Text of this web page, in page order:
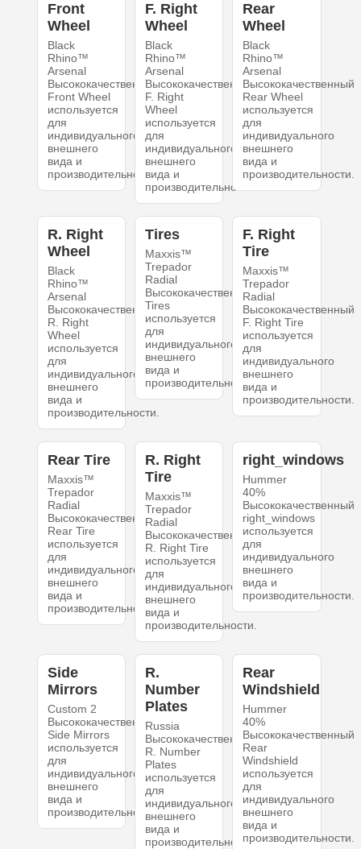
Front
Wheel
Black
Rhino™
Arsenal
Высококачественный
Front Wheel
используется
для
индивидуального
внешнего
вида и
производительности.
F. Right
Wheel
Black
Rhino™
Arsenal
Высококачественный
F. Right
Wheel
используется
для
индивидуального
внешнего
вида и
производительности.
Rear
Wheel
Black
Rhino™
Arsenal
Высококачественный
Rear Wheel
используется
для
индивидуального
внешнего
вида и
производительности.
R. Right
Wheel
Black
Rhino™
Arsenal
Высококачественный
R. Right
Wheel
используется
для
индивидуального
внешнего
вида и
производительности.
Tires
Maxxis™
Trepador
Radial
Высококачественный
Tires
используется
для
индивидуального
внешнего
вида и
производительности.
F. Right
Tire
Maxxis™
Trepador
Radial
Высококачественный
F. Right Tire
используется
для
индивидуального
внешнего
вида и
производительности.
Rear Tire
Maxxis™
Trepador
Radial
Высококачественный
Rear Tire
используется
для
индивидуального
внешнего
вида и
производительности.
R. Right
Tire
Maxxis™
Trepador
Radial
Высококачественный
R. Right Tire
используется
для
индивидуального
внешнего
вида и
производительности.
right_windows
Hummer
40%
Высококачественный
right_windows
используется
для
индивидуального
внешнего
вида и
производительности.
Side
Mirrors
Custom 2
Высококачественный
Side Mirrors
используется
для
индивидуального
внешнего
вида и
производительности.
R.
Number
Plates
Russia
Высококачественный
R. Number
Plates
используется
для
индивидуального
внешнего
вида и
производительности.
Rear
Windshield
Hummer
40%
Высококачественный
Rear
Windshield
используется
для
индивидуального
внешнего
вида и
производительности.